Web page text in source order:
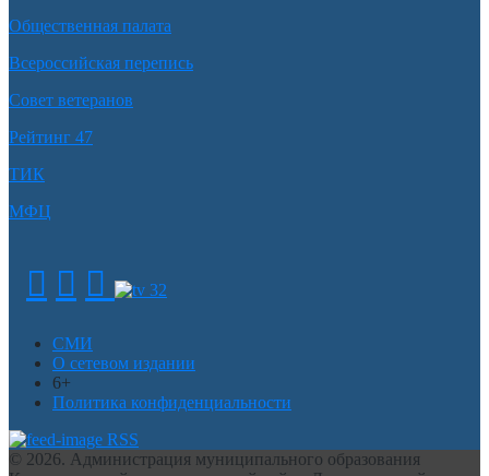
Общественная палата
Всероссийская перепись
Совет ветеранов
Рейтинг 47
ТИК
МФЦ
СМИ
О сетевом издании
6+
Политика конфиденциальности
RSS
© 2026. Администрация муниципального образования